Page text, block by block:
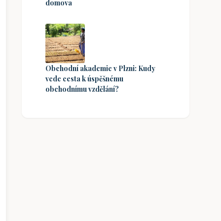
domova
Obchodní akademie v Plzni: Kudy
vede cesta k úspěšnému
obchodnímu vzdělání?